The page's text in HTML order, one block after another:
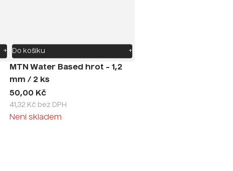
+ Do košíku +
MTN Water Based hrot - 1,2
mm / 2 ks
50,00 Kč
41,32 Kč bez DPH
Není skladem